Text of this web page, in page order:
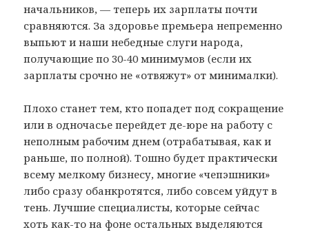
начальников, — теперь их зарплаты почти
сравняются. За здоровье премьера непременно
выпьют и наши небедные слуги народа,
получающие по 30-40 минимумов (если их
зарплаты срочно не «отвяжут» от минималки).
Плохо станет тем, кто попадет под сокращение
или в одночасье перейдет де-юре на работу с
неполным рабочим днем (отрабатывая, как и
раньше, по полной). Тошно будет практически
всему мелкому бизнесу, многие «чепэшники»
либо сразу обанкротятся, либо совсем уйдут в
тень. Лучшие специалисты, которые сейчас
хоть как-то на фоне остальных выделяются